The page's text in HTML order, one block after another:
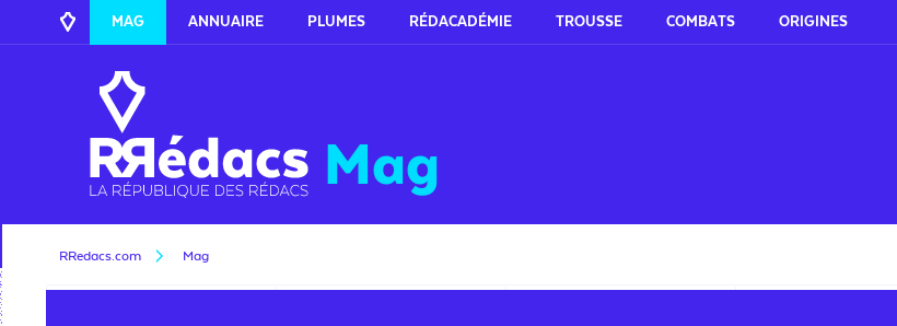
MAG ANNUAIRE PLUMES RÉDACADÉMIE TROUSSE COMBATS ORIGINES
Mag
RRedacs.com Mag